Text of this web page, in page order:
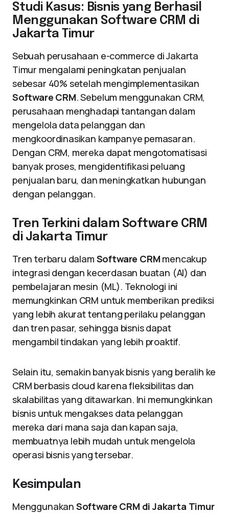
Studi Kasus: Bisnis yang Berhasil
Menggunakan Software CRM di
Jakarta Timur
Sebuah perusahaan e-commerce di Jakarta
Timur mengalami peningkatan penjualan
sebesar 40% setelah mengimplementasikan
Software CRM. Sebelum menggunakan CRM,
perusahaan menghadapi tantangan dalam
mengelola data pelanggan dan
mengkoordinasikan kampanye pemasaran.
Dengan CRM, mereka dapat mengotomatisasi
banyak proses, mengidentifikasi peluang
penjualan baru, dan meningkatkan hubungan
dengan pelanggan.
Tren Terkini dalam Software CRM
di Jakarta Timur
Tren terbaru dalam Software CRM mencakup
integrasi dengan kecerdasan buatan (AI) dan
pembelajaran mesin (ML). Teknologi ini
memungkinkan CRM untuk memberikan prediksi
yang lebih akurat tentang perilaku pelanggan
dan tren pasar, sehingga bisnis dapat
mengambil tindakan yang lebih proaktif.
Selain itu, semakin banyak bisnis yang beralih ke
CRM berbasis cloud karena fleksibilitas dan
skalabilitas yang ditawarkan. Ini memungkinkan
bisnis untuk mengakses data pelanggan
mereka dari mana saja dan kapan saja,
membuatnya lebih mudah untuk mengelola
operasi bisnis yang tersebar.
Kesimpulan
Menggunakan Software CRM di Jakarta Timur